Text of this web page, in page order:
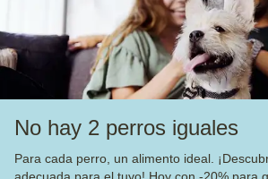
No hay 2 perros iguales
Para cada perro, un alimento ideal.
Productos
Sobre Barkyn
Otros links
Piensos